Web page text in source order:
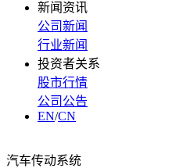
新闻资讯
公司新闻
行业新闻
投资者关系
股市行情
公司公告
EN/CN
汽车传动系统